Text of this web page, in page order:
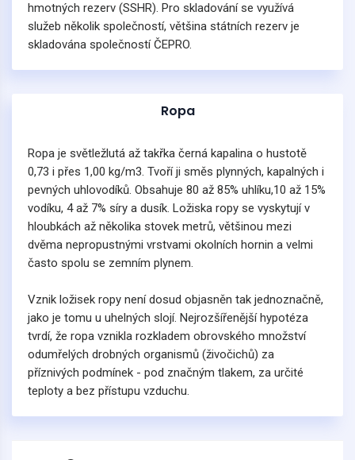
hmotných rezerv (SSHR). Pro skladování se využívá
služeb několik společností, většina státních rezerv je
skladována společností ČEPRO.
Ropa
Ropa je světležlutá až takřka černá kapalina o hustotě
0,73 i přes 1,00 kg/m3. Tvoří ji směs plynných, kapalných i
pevných uhlovodíků. Obsahuje 80 až 85% uhlíku,10 až 15%
vodíku, 4 až 7% síry a dusík. Ložiska ropy se vyskytují v
hloubkách až několika stovek metrů, většinou mezi
dvěma nepropustnými vrstvami okolních hornin a velmi
často spolu se zemním plynem.
Vznik ložisek ropy není dosud objasněn tak jednoznačně,
jako je tomu u uhelných slojí. Nejrozšířenější hypotéza
tvrdí, že ropa vznikla rozkladem obrovského množství
odumřelých drobných organismů (živočichů) za
příznivých podmínek - pod značným tlakem, za určité
teploty a bez přístupu vzduchu.